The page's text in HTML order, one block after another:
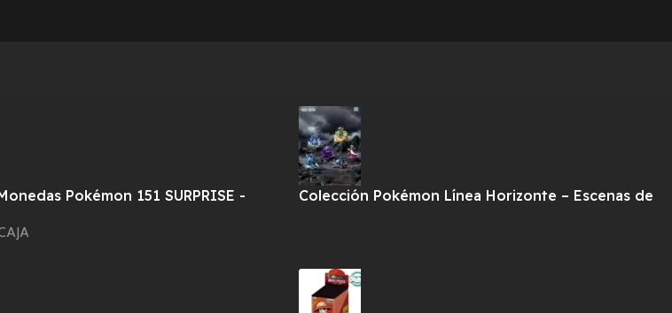
Pokémon 151 SURPRISE -
Colección Pokémon Línea Horizonte – Escenas de